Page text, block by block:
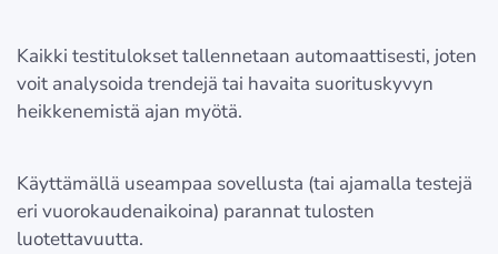
Kaikki testitulokset tallennetaan automaattisesti, joten
voit analysoida trendejä tai havaita suorituskyvyn
heikkenemistä ajan myötä.
Käyttämällä useampaa sovellusta (tai ajamalla testejä
eri vuorokaudenaikoina) parannat tulosten
luotettavuutta.